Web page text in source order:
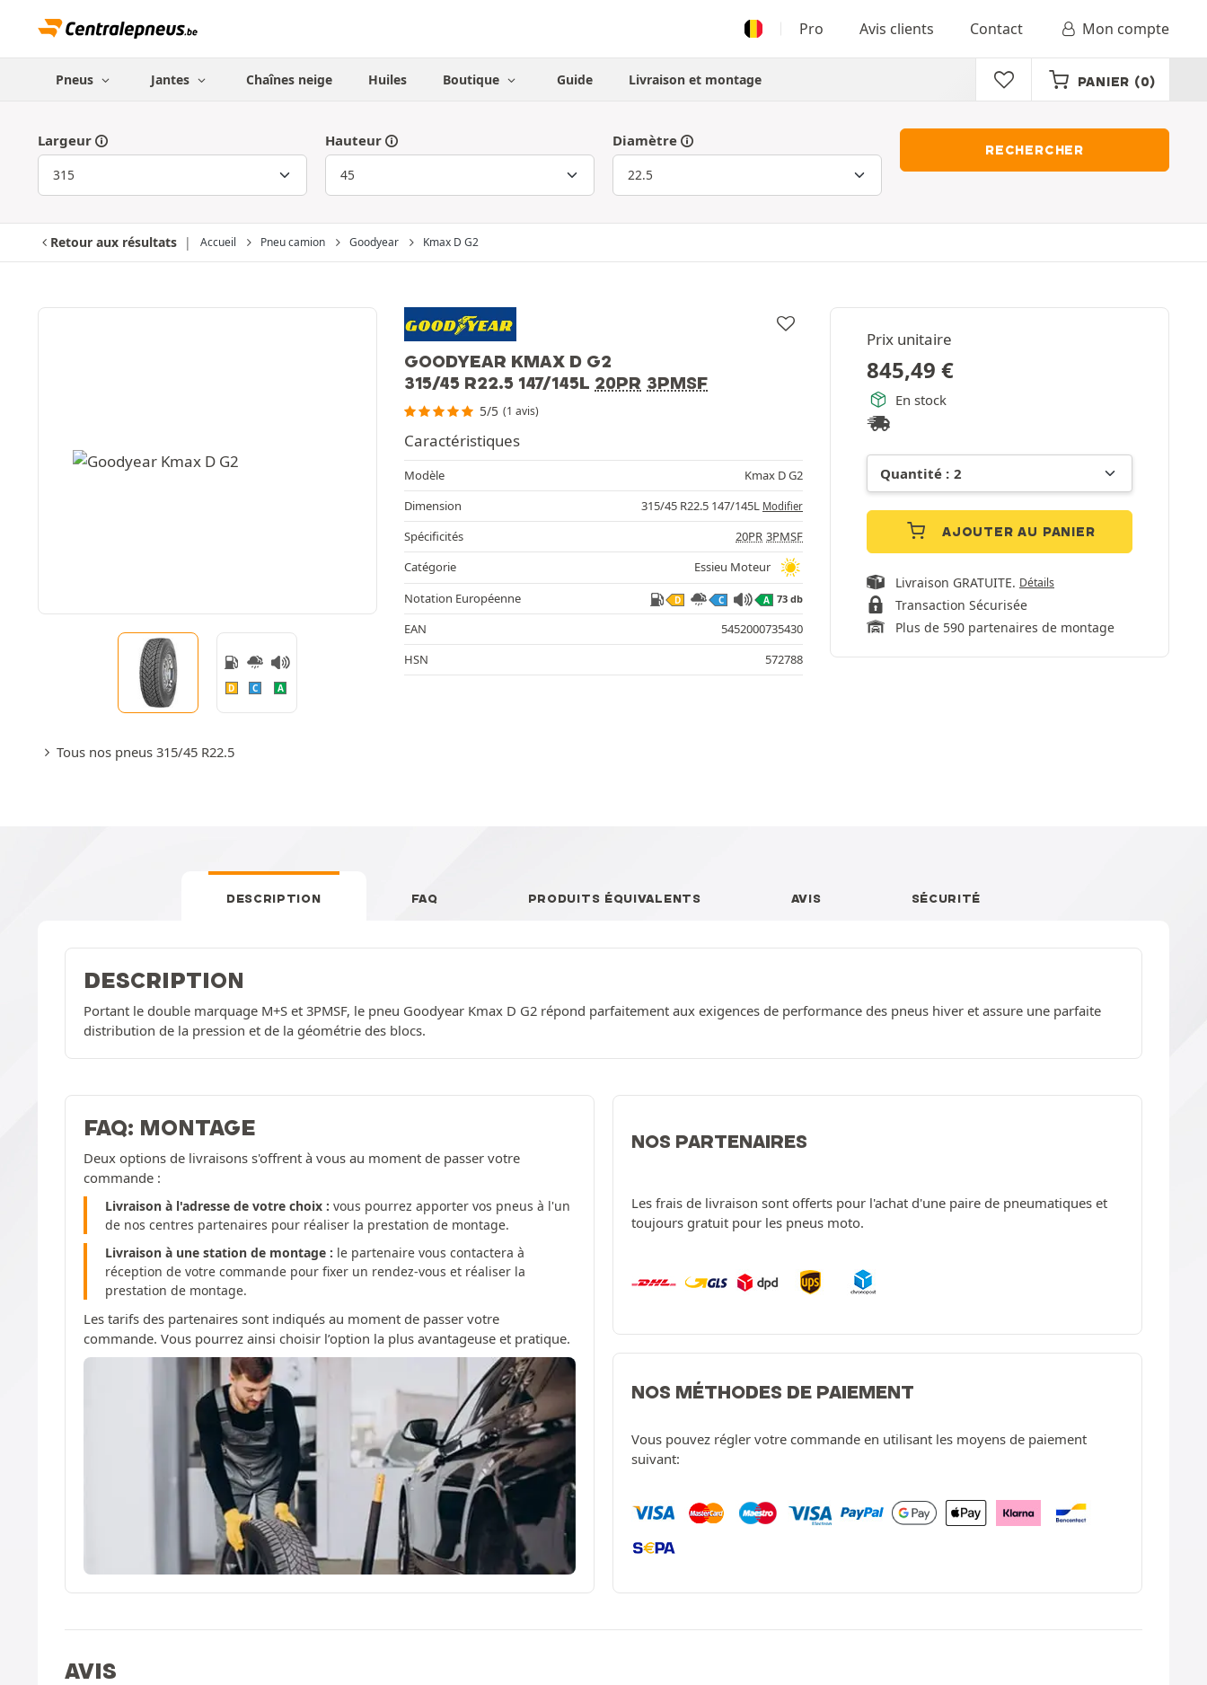
Pro Avis clients Contact Mon compte
Pneus Jantes Chaînes neige Huiles Boutique Guide Livraison et montage PANIER (0)
Largeur Hauteur Diamètre
RECHERCHER
Retour aux résultats Accueil Pneu camion Goodyear Kmax D G2
GOODYEAR KMAX D G2
315/45 R22.5 147/145L 20PR 3PMSF
5/5 (1 avis)
D C A
Tous nos pneus 315/45 R22.5
Prix unitaire
845,49 €
En stock
AJOUTER AU PANIER
Livraison GRATUITE. Détails
Transaction Sécurisée
Plus de 590 partenaires de montage
Caractéristiques
Modèle
Kmax D G2
Dimension
315/45 R22.5 147/145L Modifier
Spécificités 20PR 3PMSF
Catégorie
Essieu Moteur
Notation Européenne
D C A 73 db
EAN
5452000735430
HSN
572788
DESCRIPTION FAQ PRODUITS ÉQUIVALENTS AVIS SÉCURITÉ
DESCRIPTION
Portant le double marquage M+S et 3PMSF, le pneu Goodyear Kmax D G2 répond parfaitement aux exigences de performance des pneus hiver et assure une parfaite
distribution de la pression et de la géométrie des blocs.
FAQ: MONTAGE
Deux options de livraisons s'offrent à vous au moment de passer votre
commande :
Livraison à l'adresse de votre choix : vous pourrez apporter vos pneus à l'un
de nos centres partenaires pour réaliser la prestation de montage.
Livraison à une station de montage : le partenaire vous contactera à
réception de votre commande pour fixer un rendez-vous et réaliser la
prestation de montage.
Les tarifs des partenaires sont indiqués au moment de passer votre
commande. Vous pourrez ainsi choisir l’option la plus avantageuse et pratique.
NOS PARTENAIRES
Les frais de livraison sont offerts pour l'achat d'une paire de pneumatiques et
toujours gratuit pour les pneus moto.
NOS MÉTHODES DE PAIEMENT
Vous pouvez régler votre commande en utilisant les moyens de paiement
suivant:
AVIS